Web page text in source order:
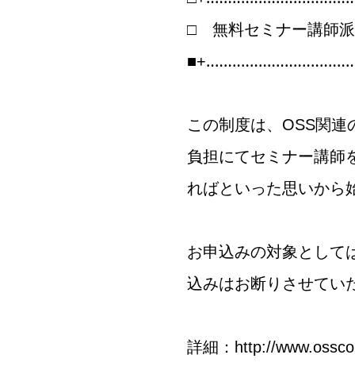
□ 無料セミナー講師派
この制度は、OSS関
負担にてセミナー講師
ればといった思いから
お申込みの対象として
込みはお断りさせてい
詳細： http://